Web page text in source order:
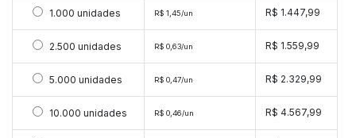
Selecionar 1000 unidades
1.000 unidades R$ 1,45/un R$ 1.447,99
Selecionar 2500 unidades
2.500 unidades R$ 0,63/un R$ 1.559,99
Selecionar 5000 unidades
5.000 unidades R$ 0,47/un R$ 2.329,99
Selecionar 10000 unidades
10.000 unidades R$ 0,46/un R$ 4.567,99